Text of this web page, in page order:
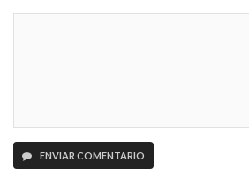
ENVIAR COMENTARIO